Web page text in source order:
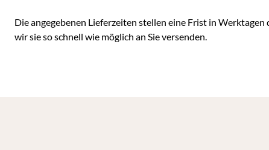
Die angegebenen Lieferzeiten stellen eine Frist in
wir sie so schnell wie möglich an Sie versenden.